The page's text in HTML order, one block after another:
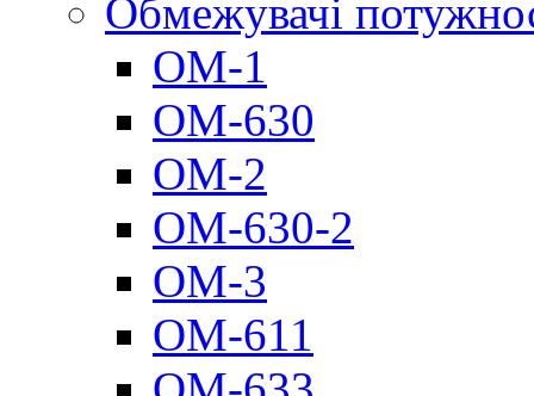
Обмежувачі
ОМ-1
ОМ-630
ОМ-2
ОМ-630-2
ОМ-3
ОМ-611